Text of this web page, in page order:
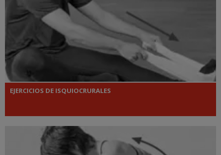
EJERCICIOS DE ISQUIOCRURALES